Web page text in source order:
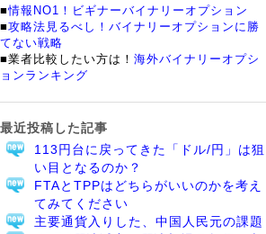
■情報NO1！ビギナーバイナリーオプション
■攻略法見るべし！バイナリーオプションに勝
てない戦略
■業者比較したい方は！ 海外バイナリーオプシ
ョンランキング
最近投稿した記事
113円台に戻ってきた「ドル/円」は狙
い目となるのか？
FTAとTPPはどちらがいいのかを考え
てみてください
主要通貨入りした、中国人民元の課題